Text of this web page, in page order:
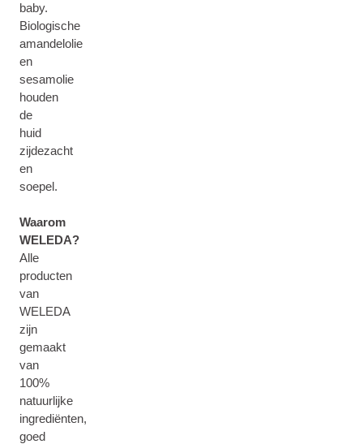
baby.
Biologische
amandelolie
en
sesamolie
houden
de
huid
zijdezacht
en
soepel.
Waarom
WELEDA?
Alle
producten
van
WELEDA
zijn
gemaakt
van
100%
natuurlijke
ingrediënten,
goed